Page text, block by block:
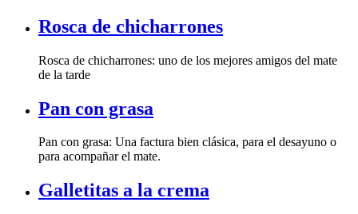
Rosca de chicharrones
de la tarde
Pan con grasa
para acompañar el mate.
Galletitas a la crema